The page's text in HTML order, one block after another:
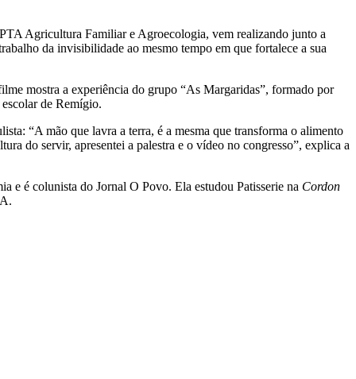
Agricultura Familiar e Agroecologia, vem realizando junto a
da invisibilidade ao mesmo tempo em que fortalece a sua
mostra a experiência do grupo “As Margaridas”, formado por
de Remígio.
“A mão que lavra a terra, é a mesma que transforma o alimento
do servir, apresentei a palestra e o vídeo no congresso”, explica a
e é colunista do Jornal O Povo. Ela estudou Patisserie na Cordon